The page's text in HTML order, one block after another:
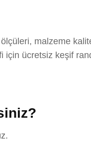
malzeme
için ücretsiz keşif